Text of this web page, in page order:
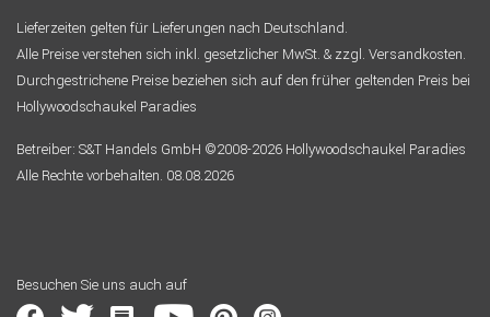
Lieferzeiten gelten für Lieferungen nach Deutschland.
Alle Preise verstehen sich inkl. gesetzlicher MwSt. & zzgl. Versandkosten.
Durchgestrichene Preise beziehen sich auf den früher geltenden Preis bei
Hollywoodschaukel Paradies
Betreiber: S&T Handels GmbH ©2008-2026 Hollywoodschaukel Paradies
Alle Rechte vorbehalten. 08.08.2026
Besuchen Sie uns auch auf